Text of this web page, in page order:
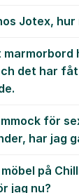
Jotex, hur
det har
för
har jag
på
jag nu?